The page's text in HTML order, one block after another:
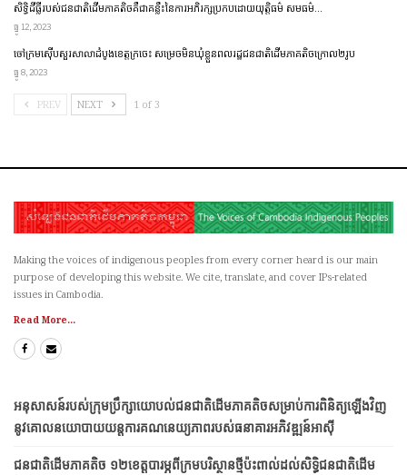
សិទ្ធិដីធ្លីរបស់ជនជាតិដើមភាគតិចគឺជាគន្លឹះនៃការអភិរក្សប្រកប​ដោយ​​យុត្តិធម៌ សមធម៌…
ធ្នូ 12, 2023
ចៅក្រមស៊ើបសួរសាលាដំបូងខេត្តក្រចេះ សម្រេចមិនឃុំខ្លួនពលរដ្ឋជនជាតិដើមភាគតិចក្រោល២រូប
ធ្នូ 8, 2023
PREV NEXT 1 of 3
Making the voices of indigenous peoples from every corner heard is our main
purpose of developing this website. We cite, translate, and cover IPs-related
issues in Cambodia.
Read More...
អនុសាសន៍របស់ក្រុមប្រឹក្សាយោបល់ជនជាតិដើមភាគតិចសម្រាប់ការពិនិត្យឡើងវិញ
នូវគោលនយោបាយយន្តការគណនេយ្យភាពរបស់ធនាគារអភិវឌ្ឍន៍អាស៊ី
ជនជាតិ​ដើម​ភាគតិច ១២​ខេត្ត​​បារម្ភ​ពី​ក្រម​បរិស្ថាន​ថ្មី​ប៉ះពាល់​ដល់​សិទ្ធិ​ជនជាតិ​ដើម